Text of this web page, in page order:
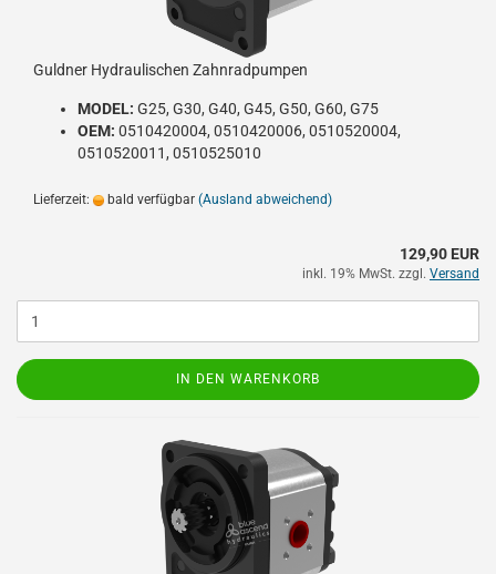
Guldner Hydraulischen Zahnradpumpen
MODEL: G25, G30, G40, G45, G50, G60, G75
OEM: 0510420004, 0510420006, 0510520004,
0510520011, 0510525010
Lieferzeit: bald verfügbar (Ausland abweichend)
129,90 EUR
inkl. 19% MwSt. zzgl. Versand
IN DEN WARENKORB